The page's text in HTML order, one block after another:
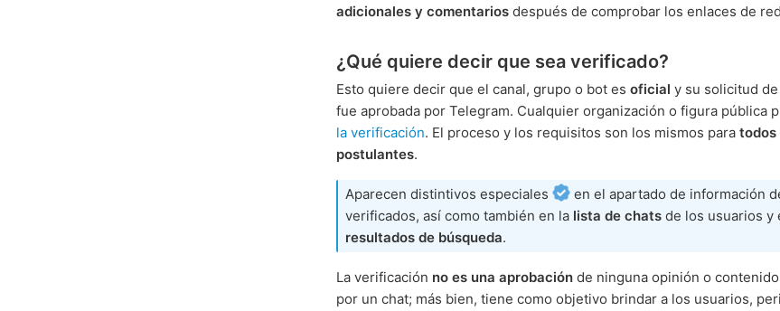
adicionales y comentarios después de comprobar los enlaces de
¿Qué quiere decir que sea verificado?
Esto quiere decir que el canal, grupo o bot es oficial y su solicitud
fue aprobada por Telegram. Cualquier organización o figura pública
la verificación. El proceso y los requisitos son los mismos para todos
postulantes.
Aparecen distintivos especiales
en el apartado de información
verificados, así como también en la lista de chats de los usuarios y
resultados de búsqueda.
La verificación no es una aprobación de ninguna opinión o
por un chat; más bien, tiene como objetivo brindar a los usuarios,